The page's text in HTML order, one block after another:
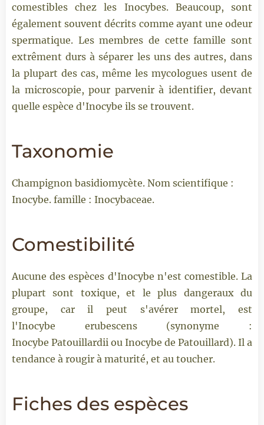
comestibles chez les Inocybes. Beaucoup, sont
également souvent décrits comme ayant une odeur
spermatique. Les membres de cette famille sont
extrêment durs à séparer les uns des autres, dans
la plupart des cas, même les mycologues usent de
la microscopie, pour parvenir à identifier, devant
quelle espèce d'Inocybe ils se trouvent.
Taxonomie
Champignon basidiomycète. Nom scientifique :
Inocybe. famille : Inocybaceae.
Comestibilité
Aucune des espèces d'Inocybe n'est comestible. La
plupart sont toxique, et le plus dangeraux du
groupe, car il peut s'avérer mortel, est
l'Inocybe erubescens (synonyme :
Inocybe Patouillardii ou Inocybe de Patouillard). Il a
tendance à rougir à maturité, et au toucher.
Fiches des espèces